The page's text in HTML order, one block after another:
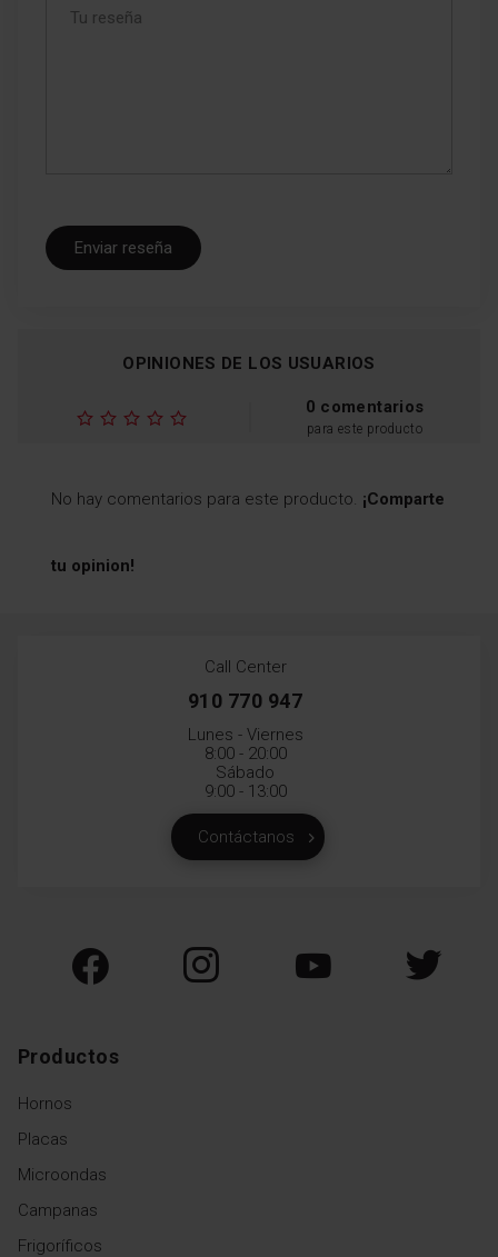
Enviar reseña
OPINIONES DE LOS USUARIOS
0 comentarios
para este producto
No hay comentarios para este producto. ¡Comparte
tu opinion!
Call Center
910 770 947
Lunes - Viernes
8:00 - 20:00
Sábado
9:00 - 13:00
Contáctanos
Productos
Hornos
Placas
Microondas
Campanas
Frigoríficos